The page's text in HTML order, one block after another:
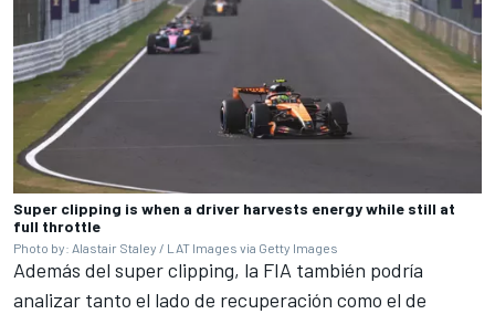
Super clipping is when a driver harvests energy while still at
full throttle
Photo by: Alastair Staley / LAT Images via Getty Images
Además del super clipping, la FIA también podría
analizar tanto el lado de recuperación como el de